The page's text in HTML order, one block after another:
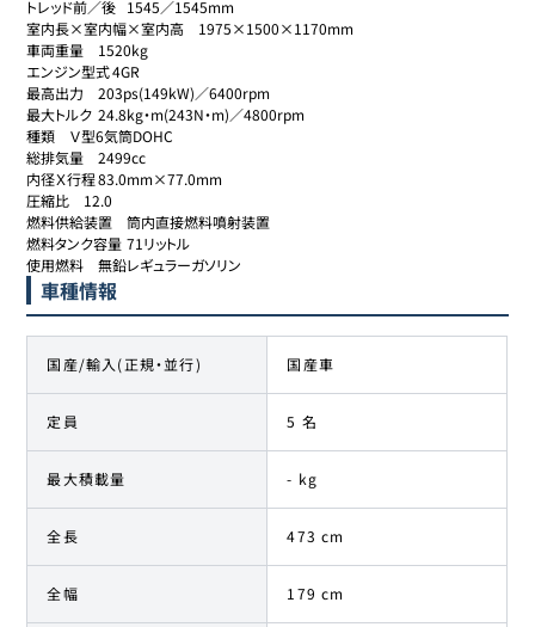
トレッド前／後	1545／1545mm
室内長×室内幅×室内高	1975×1500×1170mm
車両重量	1520kg
エンジン型式	4GR
最高出力	203ps(149kW)／6400rpm
最大トルク	24.8kg・m(243N・m)／4800rpm
種類	Ｖ型6気筒DOHC
総排気量	2499cc
内径Ｘ行程	83.0mm×77.0mm
圧縮比	12.0
燃料供給装置	筒内直接燃料噴射装置
燃料タンク容量	71リットル
使用燃料	無鉛レギュラーガソリン
車種情報
国産/輸入(正規・並行) 国産車
定員 5 名
最大積載量 - kg
全長 473 cm
全幅 179 cm